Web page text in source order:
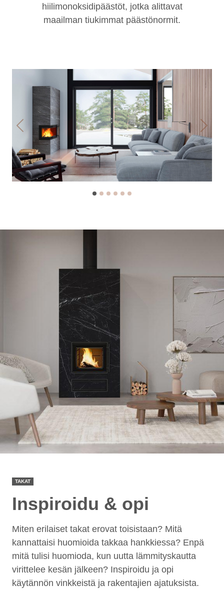
hiilimonoksidipäästöt, jotka alittavat
maailman tiukimmat päästönormit.
Previous Next
TAKAT
Inspiroidu & opi
Miten erilaiset takat erovat toisistaan? Mitä
kannattaisi huomioida takkaa hankkiessa? Enpä
mitä tulisi huomioda, kun uutta lämmityskautta
virittelee kesän jälkeen? Inspiroidu ja opi
käytännön vinkkeistä ja rakentajien ajatuksista.